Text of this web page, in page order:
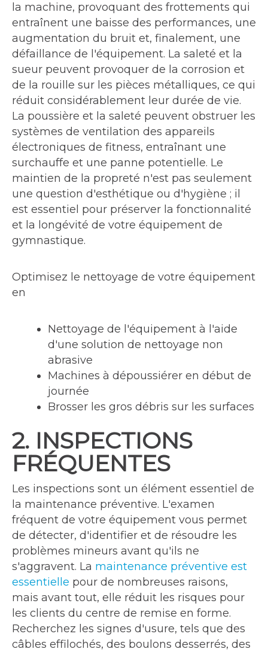
la machine, provoquant des frottements qui
entraînent une baisse des performances, une
augmentation du bruit et, finalement, une
défaillance de l'équipement. La saleté et la
sueur peuvent provoquer de la corrosion et
de la rouille sur les pièces métalliques, ce qui
réduit considérablement leur durée de vie.
La poussière et la saleté peuvent obstruer les
systèmes de ventilation des appareils
électroniques de fitness, entraînant une
surchauffe et une panne potentielle. Le
maintien de la propreté n'est pas seulement
une question d'esthétique ou d'hygiène ; il
est essentiel pour préserver la fonctionnalité
et la longévité de votre équipement de
gymnastique.
Optimisez le nettoyage de votre équipement
en
Nettoyage de l'équipement à l'aide
d'une solution de nettoyage non
abrasive
Machines à dépoussiérer en début de
journée
Brosser les gros débris sur les surfaces
2. INSPECTIONS
FRÉQUENTES
Les inspections sont un élément essentiel de
la maintenance préventive. L'examen
fréquent de votre équipement vous permet
de détecter, d'identifier et de résoudre les
problèmes mineurs avant qu'ils ne
s'aggravent. La maintenance préventive est
essentielle pour de nombreuses raisons,
mais avant tout, elle réduit les risques pour
les clients du centre de remise en forme.
Recherchez les signes d'usure, tels que des
câbles effilochés, des boulons desserrés, des